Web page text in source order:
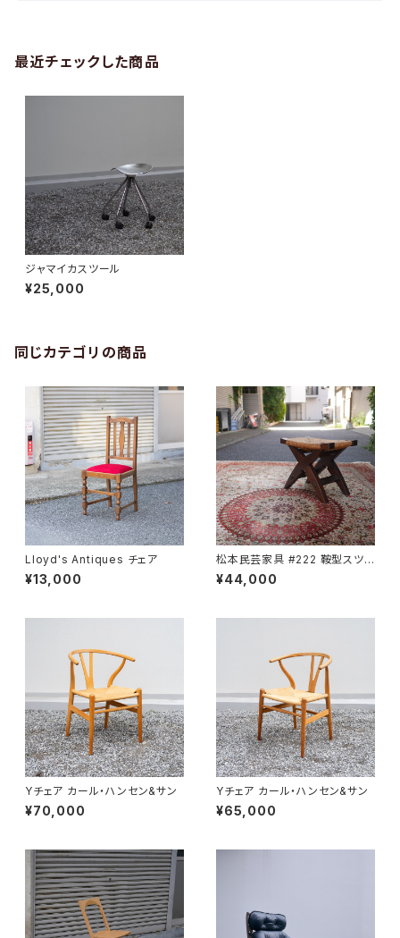
最近チェックした商品
ジャマイカスツール
¥25,000
同じカテゴリの商品
Lloyd's Antiques チェア
¥13,000
松本民芸家具 #222 鞍型スツ
ール
¥44,000
Yチェア カール・ハンセン&サン
¥70,000
Yチェア カール・ハンセン&サン
¥65,000